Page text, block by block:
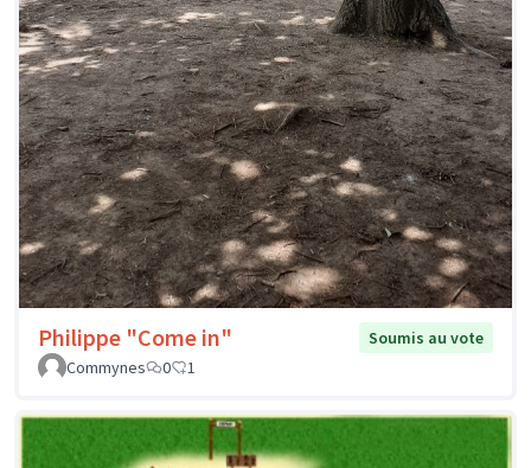
Philippe "Come in"
Soumis au vote
Commynes
0 1